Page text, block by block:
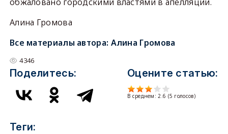
Алина Громова
Все материалы автора: Алина Громова
4346
Поделитесь: Оцените статью:
В среднем:2.6 (5 голосов)
Теги: